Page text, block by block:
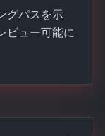
グパスを示
ビュー可能に